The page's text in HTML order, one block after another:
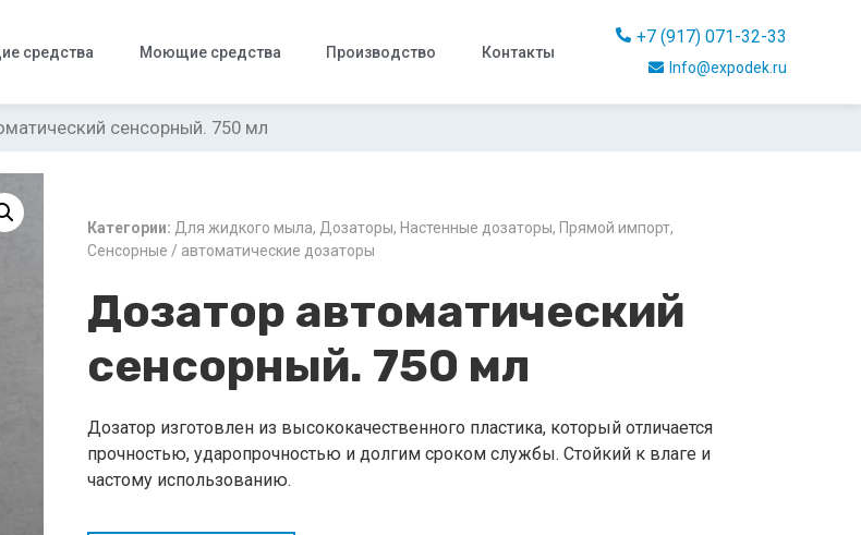
средства Моющие средства Производство Контакты
+7 (917) 071-32-33
Info@expodek.ru
сенсорный. 750 мл
Категории: Для жидкого мыла, Дозаторы, Настенные дозаторы, Прямой импорт,
Сенсорные / автоматические дозаторы
Дозатор автоматический
сенсорный. 750 мл
Дозатор изготовлен из высококачественного пластика, который отличается
прочностью, ударопрочностью и долгим сроком службы. Стойкий к влаге и
частому использованию.